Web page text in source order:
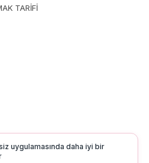
TARİFİ
uygulamasında daha iyi bir